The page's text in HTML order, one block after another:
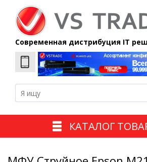
Современная дистрибуция IT
КАТАЛОГ